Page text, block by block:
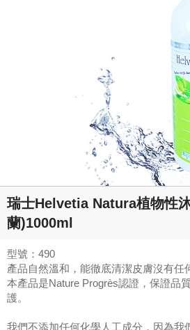
瑞士Helvetia Natura植物性
蘭)1000ml
型號：490
產品自然溫和，能徹底清潔皮膚沒有任
本產品是Nature Progrès認證，保證品
護。
我們不添加任何化學人工成分，因為我